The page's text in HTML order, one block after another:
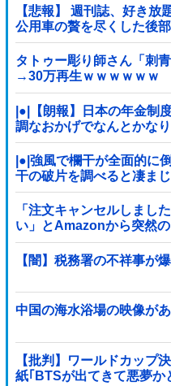
【悲報】 週刊誌、好き放
公用車の贅を尽くした後
の時間「どんどん延びる
タトゥー彫り師さん「刺
→30万再生ｗｗｗｗｗｗ
|●|【朗報】日本の年金制
調なおかげでなんとかな
|●|強風で欄干が全面的に
干の破片を調べると凄ま
「注文キャンセルしまし
い」とAmazonから突然
タマーに確認したら……
【闇】税務署の不祥事が
中国の海水浴場の映像が
【批判】ワールドカップ
紙｢BTSが出てきて悪夢か